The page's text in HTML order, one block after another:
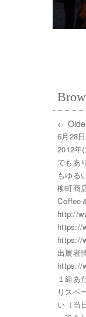
←
6月28
2012年
でもあ
もゆる
柳町商
Coffee
http://
https://
https://
出展者
https://
１組あ
りスペ
い（当